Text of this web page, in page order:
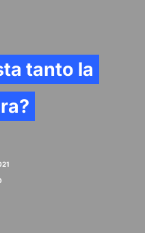
tanto la